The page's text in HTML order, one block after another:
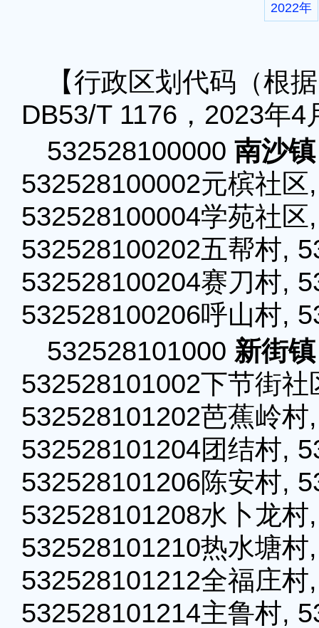
2022年
【行政区划代码（根
DB53/T 1176，2023年4
532528100000 南沙镇
532528100002元槟社
532528100004学苑社
532528100202五帮村,
532528100204赛刀村,
532528100206呼山村,
532528101000 新街镇
532528101002下节街
532528101202芭蕉岭
532528101204团结村,
532528101206陈安村,
532528101208水卜龙
532528101210热水塘
532528101212全福庄
532528101214主鲁村,